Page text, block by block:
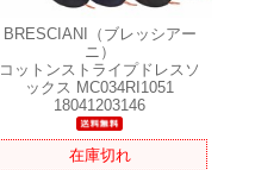
BRESCIANI（ブレッシアー
ニ）
コットンストライプドレスソ
ックス MC034RI1051
18041203146
在庫切れ